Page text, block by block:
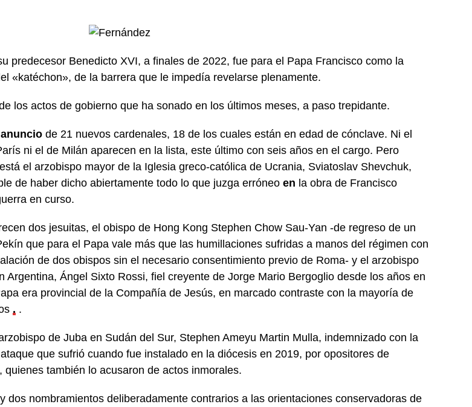
predecesor Benedicto XVI, a finales de 2022, fue para el Papa Francisco como la
«katéchon», de la barrera que le impedía revelarse plenamente.
los actos de gobierno que ha sonado en los últimos meses, a paso trepidante.
anuncio de 21 nuevos cardenales, 18 de los cuales están en edad de cónclave. Ni el
ni el de Milán aparecen en la lista, este último con seis años en el cargo. Pero
el arzobispo mayor de la Iglesia greco-católica de Ucrania, Sviatoslav Shevchuk,
de haber dicho abiertamente todo lo que juzga erróneo en la obra de Francisco
en curso.
dos jesuitas, el obispo de Hong Kong Stephen Chow Sau-Yan -de regreso de un
que para el Papa vale más que las humillaciones sufridas a manos del régimen con
de dos obispos sin el necesario consentimiento previo de Roma- y el arzobispo
Argentina, Ángel Sixto Rossi, fiel creyente de Jorge Mario Bergoglio desde los años en
era provincial de la Compañía de Jesús, en marcado contraste con la mayoría de
. .
de Juba en Sudán del Sur, Stephen Ameyu Martin Mulla, indemnizado con la
que sufrió cuando fue instalado en la diócesis en 2019, por opositores de
quienes también lo acusaron de actos inmorales.
dos nombramientos deliberadamente contrarios a las orientaciones conservadoras de